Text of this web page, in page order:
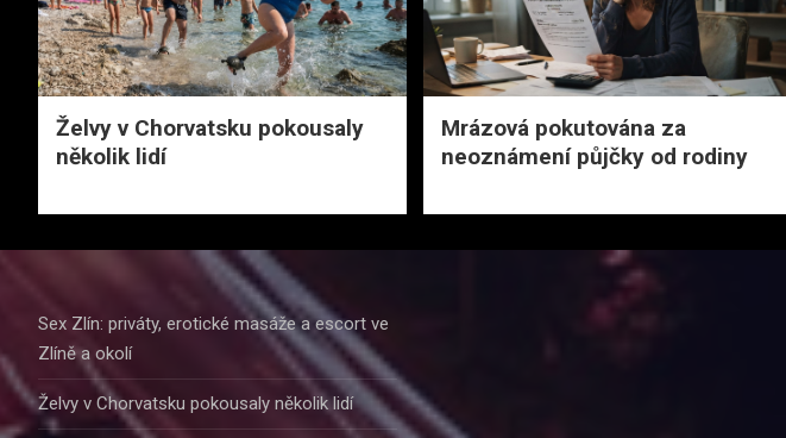
Želvy v Chorvatsku pokousaly
několik lidí
Mrázová pokutována za
neoznámení půjčky od rodiny
Sex Zlín: priváty, erotické masáže a escort ve
Zlíně a okolí
Želvy v Chorvatsku pokousaly několik lidí